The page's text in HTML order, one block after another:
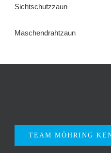
Sichtschutzzaun
Maschendrahtzaun
TEAM MÖHRING